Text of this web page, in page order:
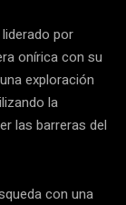
liderado por
onírica con su
exploración
la
las barreras del
con una